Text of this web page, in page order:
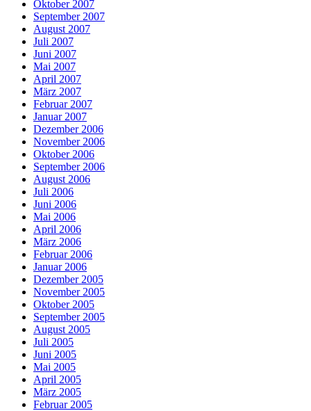
Oktober 2007
September 2007
August 2007
Juli 2007
Juni 2007
Mai 2007
April 2007
März 2007
Februar 2007
Januar 2007
Dezember 2006
November 2006
Oktober 2006
September 2006
August 2006
Juli 2006
Juni 2006
Mai 2006
April 2006
März 2006
Februar 2006
Januar 2006
Dezember 2005
November 2005
Oktober 2005
September 2005
August 2005
Juli 2005
Juni 2005
Mai 2005
April 2005
März 2005
Februar 2005